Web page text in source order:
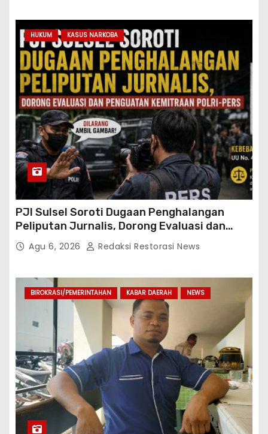
HUKUM KASUS NARKOBA
PJI Sulsel Soroti Dugaan Penghalangan
Peliputan Jurnalis, Dorong Evaluasi dan
Penguatan Kemitraan Polri-Pers
Agu 6, 2026 Redaksi Restorasi News
BIROKRASI/PEMERINTAHAN KABAR DAERAH NEWS